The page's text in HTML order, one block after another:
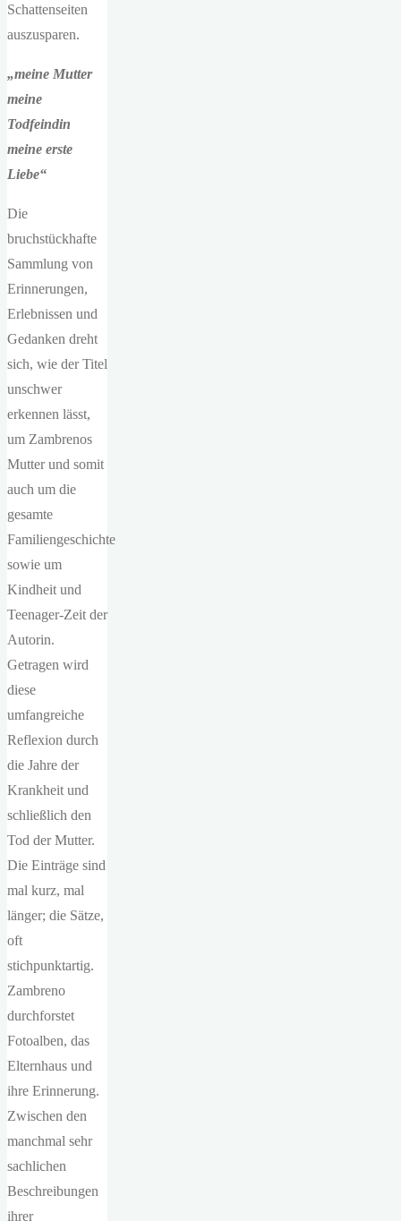
Schattenseiten
auszusparen.
„meine Mutter
meine
Todfeindin
meine erste
Liebe“
Die
bruchstückhafte
Sammlung von
Erinnerungen,
Erlebnissen und
Gedanken dreht
sich, wie der Titel
unschwer
erkennen lässt,
um Zambrenos
Mutter und somit
auch um die
gesamte
Familiengeschichte
sowie um
Kindheit und
Teenager-Zeit der
Autorin.
Getragen wird
diese
umfangreiche
Reflexion durch
die Jahre der
Krankheit und
schließlich den
Tod der Mutter.
Die Einträge sind
mal kurz, mal
länger; die Sätze,
oft
stichpunktartig.
Zambreno
durchforstet
Fotoalben, das
Elternhaus und
ihre Erinnerung.
Zwischen den
manchmal sehr
sachlichen
Beschreibungen
ihrer